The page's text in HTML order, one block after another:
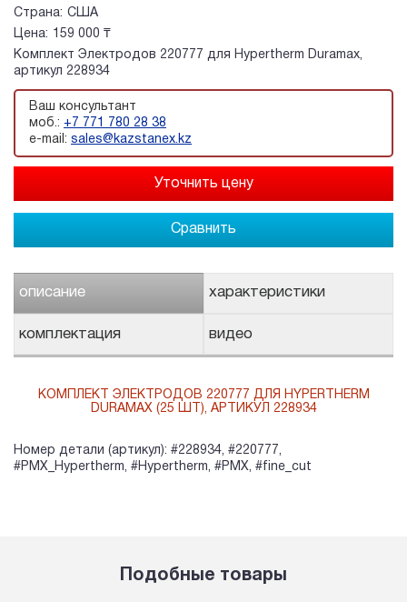
Страна: США
Цена:
159 000 ₸
Комплект Электродов 220777 для Hypertherm Duramax,
артикул 228934
Ваш консультант
моб.: +7 771 780 28 38
e-mail: sales@kazstanex.kz
Сравнить
описание характеристики
комплектация видео
КОМПЛЕКТ ЭЛЕКТРОДОВ 220777 ДЛЯ HYPERTHERM
DURAMAX (25 ШТ), АРТИКУЛ 228934
Номер детали (артикул): #228934, #220777,
#PMX_Hypertherm, #Hypertherm, #PMX, #fine_cut
Подобные товары